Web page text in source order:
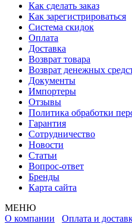
Как сделать заказ
Как зарегистрироваться
Система скидок
Оплата
Доставка
Возврат товара
Возврат денежных
Документы
Импортеры
Отзывы
Политика обработки
Гарантия
Сотрудничество
Новости
Статьи
Вопрос-ответ
Бренды
Карта сайта
МЕНЮ
О компании Оплата и